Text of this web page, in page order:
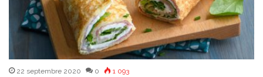
22 septembre 2020 0 1 093